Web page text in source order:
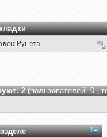
Рунета
2(пользователей: 0 ,